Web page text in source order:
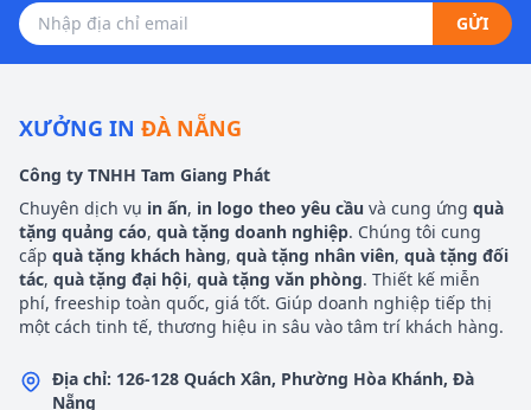
GỬI
XƯỞNG IN ĐÀ NẴNG
Công ty TNHH Tam Giang Phát
Chuyên dịch vụ in ấn, in logo theo yêu cầu và cung ứng quà
tặng quảng cáo, quà tặng doanh nghiệp. Chúng tôi cung
cấp quà tặng khách hàng, quà tặng nhân viên, quà tặng đối
tác, quà tặng đại hội, quà tặng văn phòng. Thiết kế miễn
phí, freeship toàn quốc, giá tốt. Giúp doanh nghiệp tiếp thị
một cách tinh tế, thương hiệu in sâu vào tâm trí khách hàng.
Địa chỉ: 126-128 Quách Xân, Phường Hòa Khánh, Đà
Nẵng